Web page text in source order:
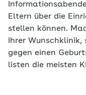
Eltern über die
stellen können.
Ihrer
gegen einen
listen die meisten